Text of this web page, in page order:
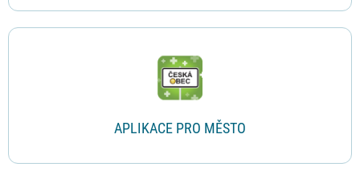
APLIKACE PRO MĚSTO